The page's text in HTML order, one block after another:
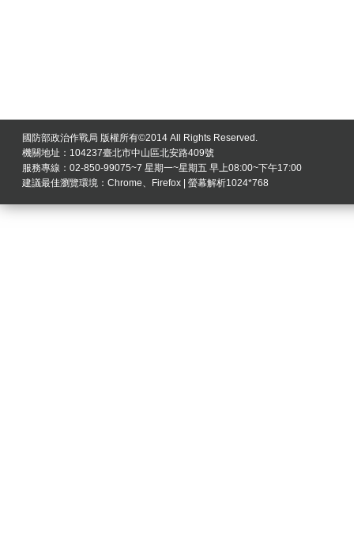
國防部政治作戰局 版權所有©2014 All Rights Reserved.
機關地址：104237臺北市中山區北安路409號
服務專線：02-850-99075~7 星期一~星期五 早上08:00~下午17:00
建議最佳瀏覽環境：Chrome、Firefox | 螢幕解析1024*768